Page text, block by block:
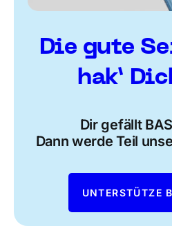
Die gute
hak’
Dir gefällt
Dann werde Teil
UNTERSTÜTZE